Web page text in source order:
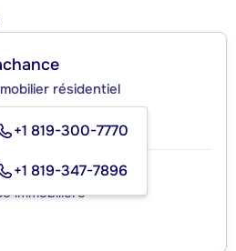
résidentiel
+1 819-300-7770
+1 819-347-7896
IMMOBILIÈRE
immobilière